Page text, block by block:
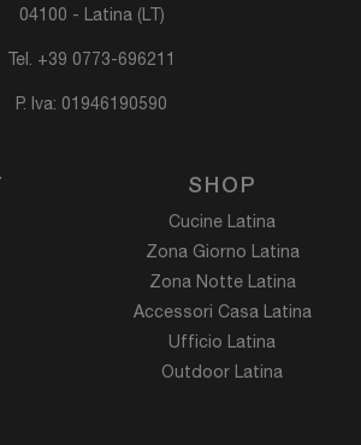
04100 - Latina (LT)
Tel. +39 0773-696211
P. Iva: 01946190590
SHOP
Cucine Latina
Zona Giorno Latina
Zona Notte Latina
Accessori Casa Latina
Ufficio Latina
Outdoor Latina